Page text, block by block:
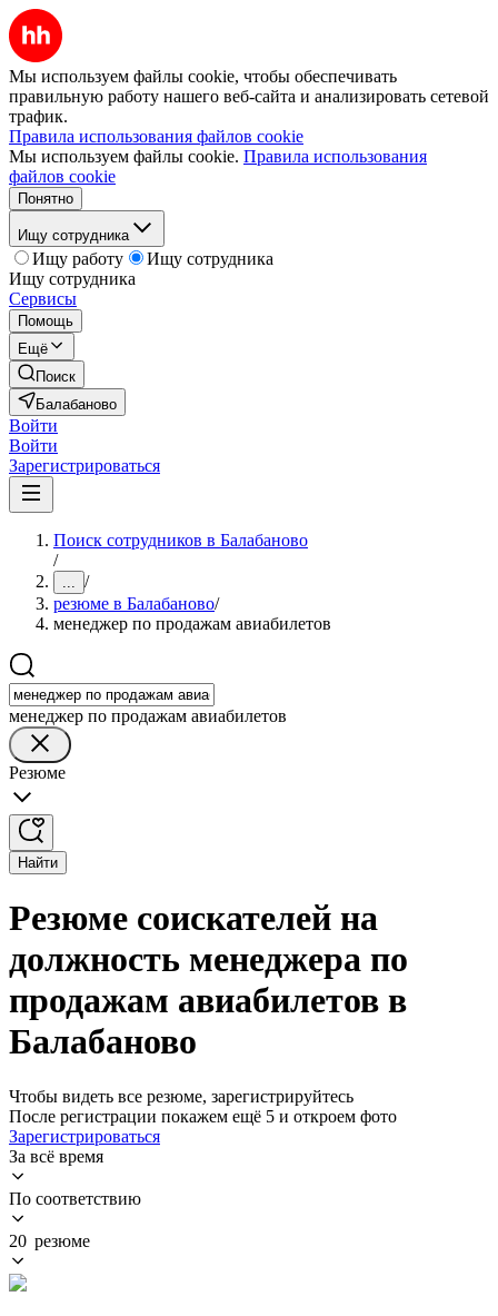
Мы используем файлы cookie, чтобы обеспечивать
правильную работу нашего веб-сайта и анализировать сетевой
трафик.
Правила использования файлов cookie
Мы используем файлы cookie. Правила использования
файлов cookie
Понятно
Ищу сотрудника
Ищу работу
Ищу сотрудника
Ищу сотрудника
Сервисы
Помощь
Ещё
Поиск
Балабаново
Войти
Войти
Зарегистрироваться
Поиск сотрудников в Балабаново
/
... /
резюме в Балабаново/
менеджер по продажам авиабилетов
менеджер по продажам авиабилетов
Резюме
Найти
Резюме соискателей на
должность менеджера по
продажам авиабилетов в
Балабаново
Чтобы видеть все резюме, зарегистрируйтесь
После регистрации покажем ещё 5 и откроем фото
Зарегистрироваться
За всё время
По соответствию
20 резюме